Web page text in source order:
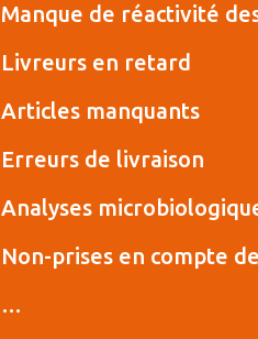
Manque de réactivité
Livreurs en retard
Articles manquants
Erreurs de livraison
Analyses
Non-prises en compte
…